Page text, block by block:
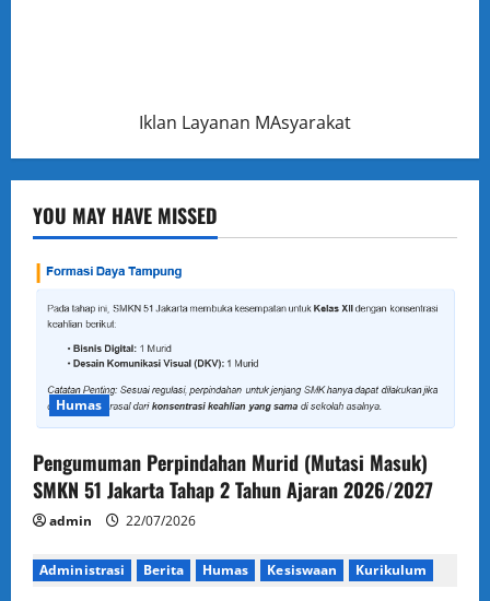
Iklan Layanan MAsyarakat
YOU MAY HAVE MISSED
Humas
Pengumuman Perpindahan Murid (Mutasi Masuk)
SMKN 51 Jakarta Tahap 2 Tahun Ajaran 2026/2027
admin 22/07/2026
Administrasi Berita Humas Kesiswaan Kurikulum